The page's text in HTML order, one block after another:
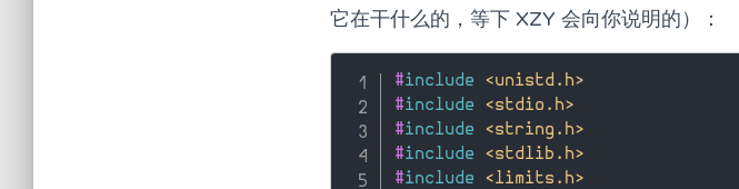
它在干什么的，等下 XZY 会向你说明的）：
#include
<unistd.h>
#include
<stdio.h>
#include
<string.h>
#include
<stdlib.h>
#include <limits.h>